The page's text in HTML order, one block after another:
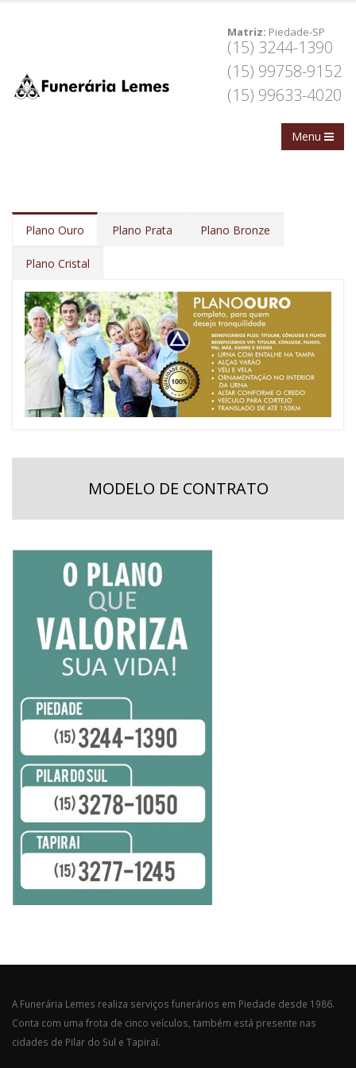
Matriz: Piedade-SP
(15) 3244-1390
(15) 99758-9152
(15) 99633-4020
Plano Ouro Plano Prata Plano Bronze
Plano Cristal
MODELO DE CONTRATO
A Funerária Lemes realiza serviços funerários em Piedade desde 1986.
Conta com uma frota de cinco veículos, também está presente nas
cidades de Pilar do Sul e Tapiraí.